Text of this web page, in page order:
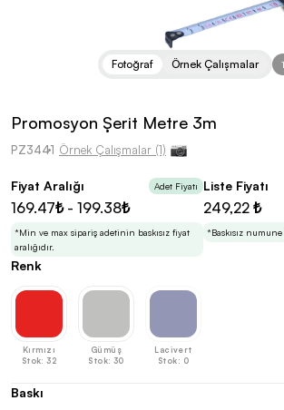
Renk, Baskı ve Adet
Seçimini Yap!
Promosyon ürününü
yönü ve adet gibi detayları
geçmeden önce tüm
En Uygun Fiyatlarla
Teklif Al!
3 Promozone’da bulduktan sonra, uzman ekibimiz
sadece sitemiz üzerinden teklif almanı bekliyor.
Promosyon Şerit Metre 3m
PZ3441 Örnek Çalışmalar (1)
Fotoğraf Örnek Çalışmalar 1
Fiyat Aralığı Adet Fiyatı
169.47₺ - 199.38₺
*Min ve max sipariş adetinin baskısız fiyat
aralığıdır.
Liste Fiyatı
249,22 ₺
*Baskısız
Renk
Kırmızı
Stok: 32
Gümüş
Stok: 30
Lacivert
Stok: 0
Baskı